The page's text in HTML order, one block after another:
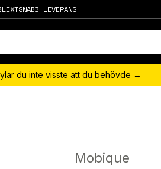
LEVERANS
du inte visste att du behövde →
Mobique